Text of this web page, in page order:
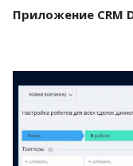
Приложение CRM